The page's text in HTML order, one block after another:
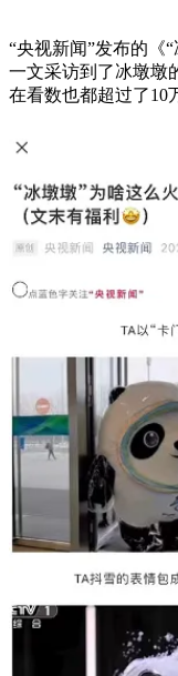
“央视新闻”发布的《
一文采访到了冰墩墩
在看数也都超过了10